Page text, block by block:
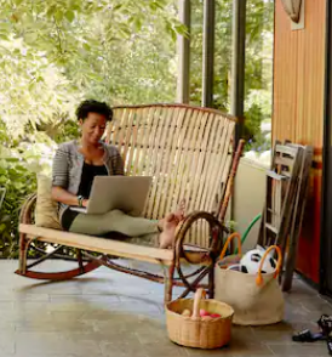
le bas pour les parcourir ou en